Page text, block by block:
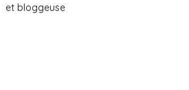
et bloggeuse